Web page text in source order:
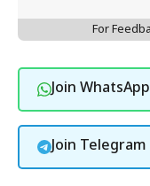
For
Join WhatsApp
Join Telegram